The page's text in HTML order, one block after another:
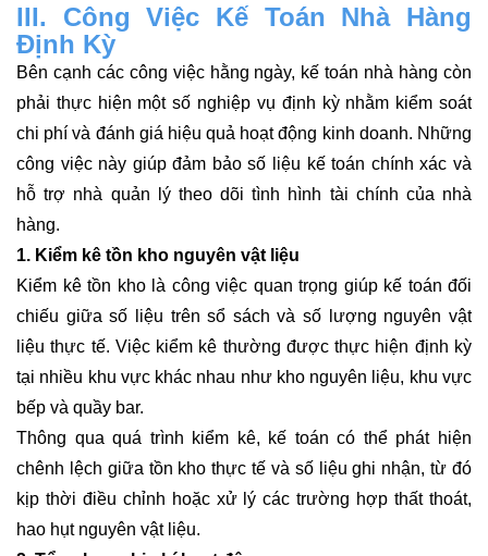
III. Công Việc Kế Toán Nhà Hàng
Định Kỳ
Bên cạnh các công việc hằng ngày, kế toán nhà hàng còn
phải thực hiện một số nghiệp vụ định kỳ nhằm kiểm soát
chi phí và đánh giá hiệu quả hoạt động kinh doanh. Những
công việc này giúp đảm bảo số liệu kế toán chính xác và
hỗ trợ nhà quản lý theo dõi tình hình tài chính của nhà
hàng.
1. Kiểm kê tồn kho nguyên vật liệu
Kiểm kê tồn kho là công việc quan trọng giúp kế toán đối
chiếu giữa số liệu trên sổ sách và số lượng nguyên vật
liệu thực tế. Việc kiểm kê thường được thực hiện định kỳ
tại nhiều khu vực khác nhau như kho nguyên liệu, khu vực
bếp và quầy bar.
Thông qua quá trình kiểm kê, kế toán có thể phát hiện
chênh lệch giữa tồn kho thực tế và số liệu ghi nhận, từ đó
kịp thời điều chỉnh hoặc xử lý các trường hợp thất thoát,
hao hụt nguyên vật liệu.